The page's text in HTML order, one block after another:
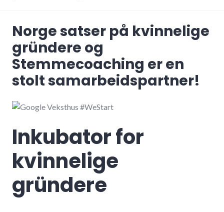
Norge satser på kvinnelige
gründere og
Stemmecoaching er en
stolt samarbeidspartner!
Inkubator for
kvinnelige
gründere